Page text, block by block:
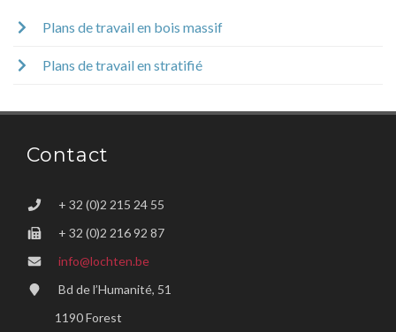
Plans de travail en bois massif
Plans de travail en stratifié
Contact
+ 32 (0)2 215 24 55
+ 32 (0)2 216 92 87
info@lochten.be
Bd de l’Humanité, 51
1190 Forest